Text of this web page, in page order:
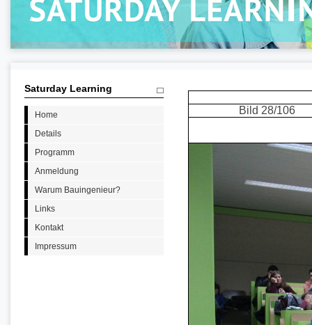
Saturday Learning
Home
Details
Programm
Anmeldung
Warum Bauingenieur?
Links
Kontakt
Impressum
Bild 28/106